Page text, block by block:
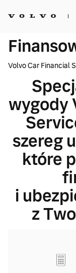
Volvo Car Financial
wygody
szereg
które
i
z